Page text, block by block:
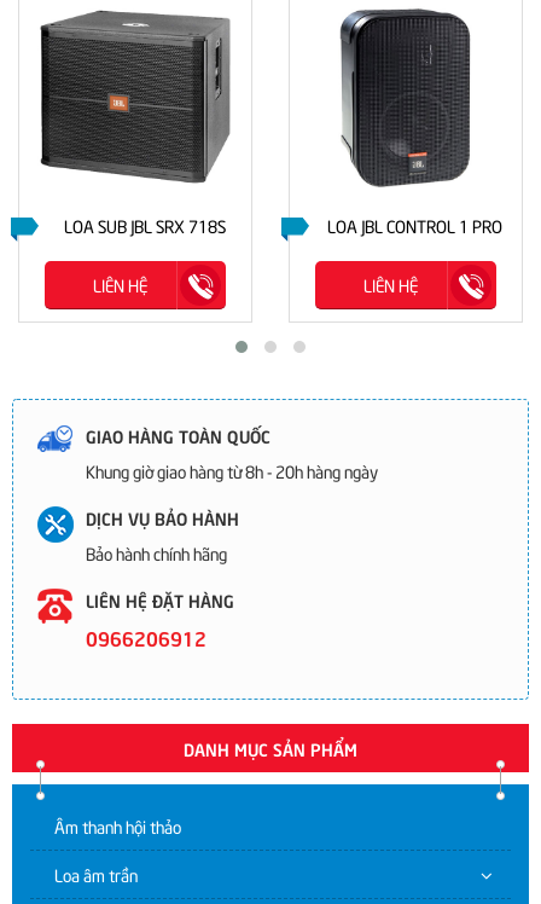
LOA SUB JBL SRX 718S
LIÊN HỆ
LOA JBL CONTROL 1 PRO
LIÊN HỆ
GIAO HÀNG TOÀN QUỐC
Khung giờ giao hàng từ 8h - 20h hàng ngày
DỊCH VỤ BẢO HÀNH
Bảo hành chính hãng
LIÊN HỆ ĐẶT HÀNG
0966206912
DANH MỤC SẢN PHẨM
Âm thanh hội thảo
Loa âm trần